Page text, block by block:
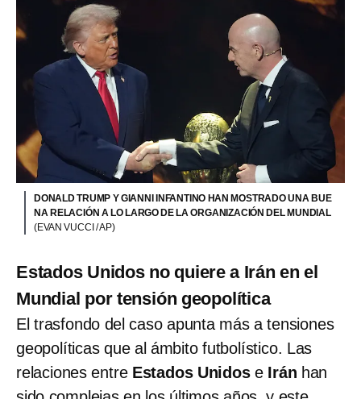
DONALD TRUMP Y GIANNI INFANTINO HAN MOSTRADO UNA BUE
NA RELACIÓN A LO LARGO DE LA ORGANIZACIÓN DEL MUNDIAL
(EVAN VUCCI / AP)
Estados Unidos no quiere a Irán en el
Mundial por tensión geopolítica
El trasfondo del caso apunta más a tensiones
geopolíticas que al ámbito futbolístico. Las
relaciones entreEstados Unidose Irán han